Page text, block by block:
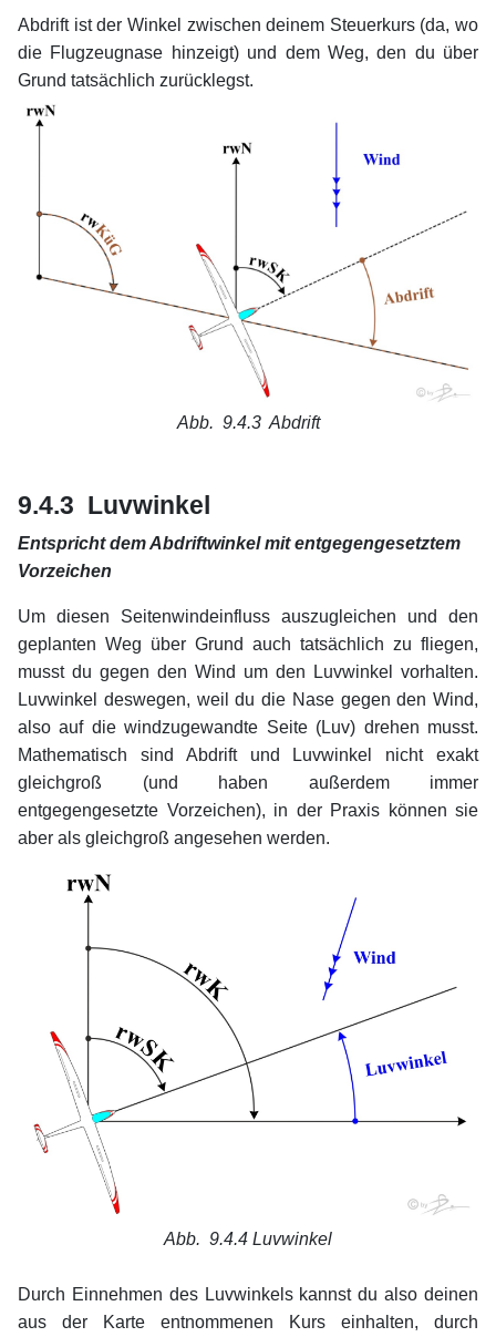
Abdrift ist der Winkel zwischen deinem Steuerkurs (da, wo
die Flugzeugnase hinzeigt) und dem Weg, den du über
Grund tatsächlich zurücklegst.
Abb. 9.4.3 Abdrift
9.4.3 Luvwinkel
Entspricht dem Abdriftwinkel mit entgegengesetztem
Vorzeichen
Um diesen Seitenwindeinfluss auszugleichen und den
geplanten Weg über Grund auch tatsächlich zu fliegen,
musst du gegen den Wind um den Luvwinkel vorhalten.
Luvwinkel deswegen, weil du die Nase gegen den Wind,
also auf die windzugewandte Seite (Luv) drehen musst.
Mathematisch sind Abdrift und Luvwinkel nicht exakt
gleichgroß (und haben außerdem immer
entgegengesetzte Vorzeichen), in der Praxis können sie
aber als gleichgroß angesehen werden.
Abb. 9.4.4 Luvwinkel
Durch Einnehmen des Luvwinkels kannst du also deinen
aus der Karte entnommenen Kurs einhalten, durch